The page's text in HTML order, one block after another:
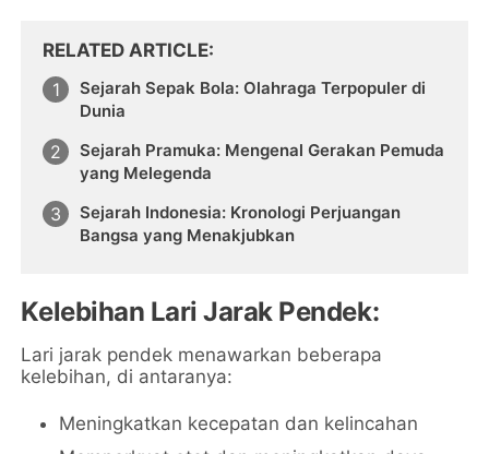
RELATED ARTICLE
Sejarah Sepak Bola: Olahraga Terpopuler di
Dunia
Sejarah Pramuka: Mengenal Gerakan Pemuda
yang Melegenda
Sejarah Indonesia: Kronologi Perjuangan
Bangsa yang Menakjubkan
Kelebihan Lari Jarak Pendek:
Lari jarak pendek menawarkan beberapa
kelebihan, di antaranya:
Meningkatkan kecepatan dan kelincahan